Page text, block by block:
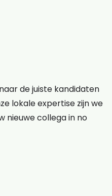
de juiste kandidaten
lokale expertise zijn we
nieuwe collega in no